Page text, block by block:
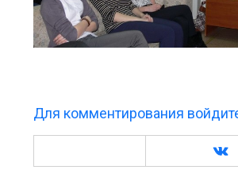
Для комментирования